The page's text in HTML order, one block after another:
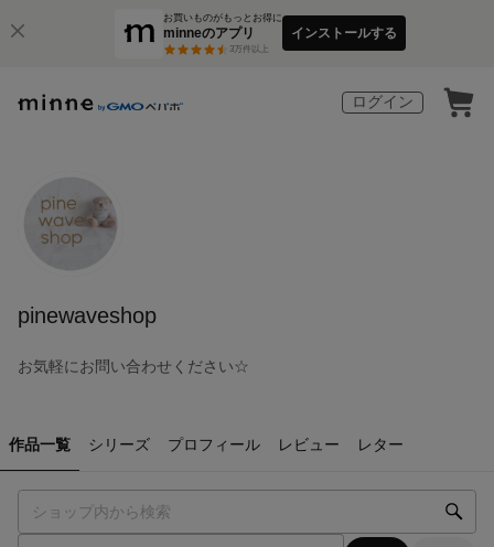
お買いものがもっとお得に
minneのアプリ
3万件以上
インストールする
ログイン
pinewaveshop
お気軽にお問い合わせください☆
作品一覧 シリーズ プロフィール レビュー レター